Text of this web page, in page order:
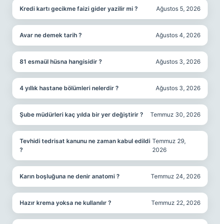
Kredi kartı gecikme faizi gider yazilir mi ? Ağustos 5, 2026
Avar ne demek tarih ? Ağustos 4, 2026
81 esmaül hüsna hangisidir ? Ağustos 3, 2026
4 yıllık hastane bölümleri nelerdir ? Ağustos 3, 2026
Şube müdürleri kaç yılda bir yer değiştirir ? Temmuz 30, 2026
Tevhidi tedrisat kanunu ne zaman kabul edildi
?
Temmuz 29,
2026
Karın boşluğuna ne denir anatomi ? Temmuz 24, 2026
Hazır krema yoksa ne kullanılır ? Temmuz 22, 2026